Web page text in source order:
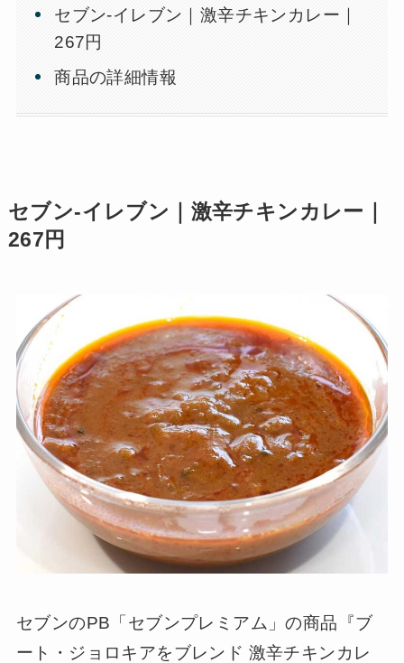
セブン-イレブン｜激辛チキンカレー｜
267円
商品の詳細情報
セブン-イレブン｜激辛チキンカレー｜
267円
セブンのPB「セブンプレミアム」の商品『ブ
ート・ジョロキアをブレンド 激辛チキンカレ